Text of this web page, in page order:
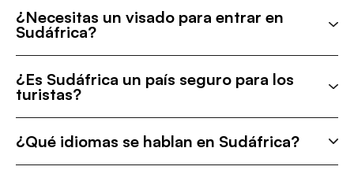
¿Necesitas un visado para entrar en
Sudáfrica?
¿Es Sudáfrica un país seguro para los
turistas?
¿Qué idiomas se hablan en Sudáfrica?